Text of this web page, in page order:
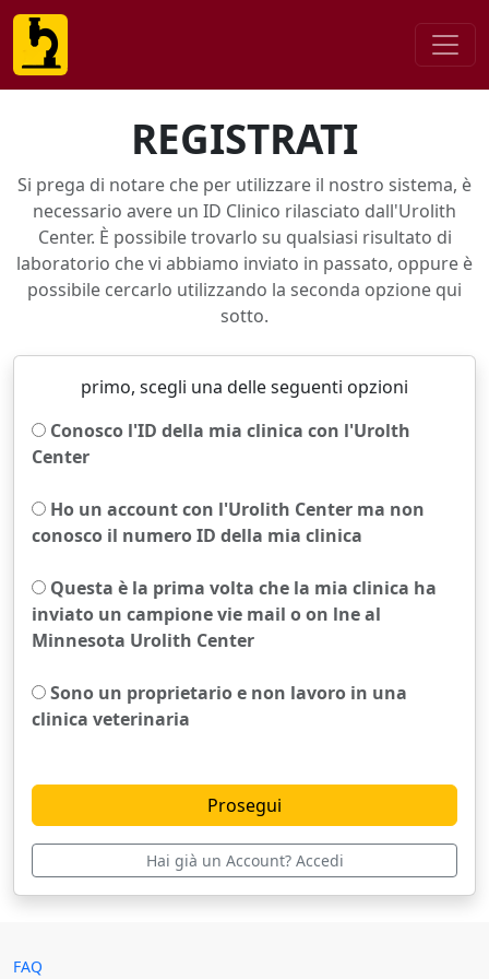
REGISTRATI
Si prega di notare che per utilizzare il nostro sistema, è
necessario avere un ID Clinico rilasciato dall'Urolith
Center. È possibile trovarlo su qualsiasi risultato di
laboratorio che vi abbiamo inviato in passato, oppure è
possibile cercarlo utilizzando la seconda opzione qui
sotto.
primo, scegli una delle seguenti opzioni
Conosco l'ID della mia clinica con l'Urolth
Center
Ho un account con l'Urolith Center ma non
conosco il numero ID della mia clinica
Questa è la prima volta che la mia clinica ha
inviato un campione vie mail o on lne al
Minnesota Urolith Center
Sono un proprietario e non lavoro in una
clinica veterinaria
Hai già un Account? Accedi
FAQ